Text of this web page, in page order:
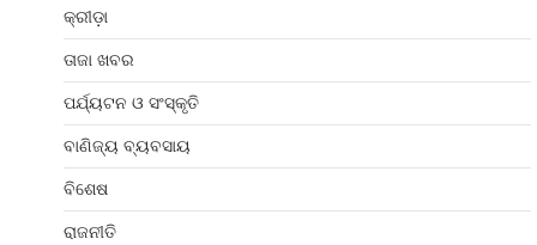
କ୍ରୀଡ଼ା
ତାଜା ଖବର
ପର୍ଯ୍ୟଟନ ଓ ସଂସ୍କୃତି
ବାଣିଜ୍ୟ ବ୍ୟବସାୟ
ବିଶେଷ
ରାଜନୀତି